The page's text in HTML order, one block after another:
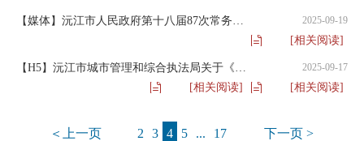
【媒体】沅江市人民政府第十八届87次常务会议 2025-09-19
[相关阅读]
【H5】沅江市城市管理和综合执法局关于《划定禁止露天烧烤区域的通告》的解读 2025-09-17
[相关阅读]
[相关阅读]
＜上一页 2 3 4 5 ... 17 下一页 >